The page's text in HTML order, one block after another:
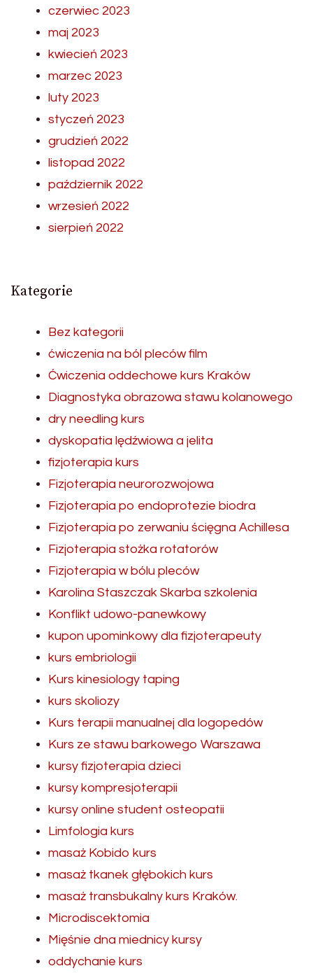
czerwiec 2023
maj 2023
kwiecień 2023
marzec 2023
luty 2023
styczeń 2023
grudzień 2022
listopad 2022
październik 2022
wrzesień 2022
sierpień 2022
Kategorie
Bez kategorii
ćwiczenia na ból pleców film
Ćwiczenia oddechowe kurs Kraków
Diagnostyka obrazowa stawu kolanowego
dry needling kurs
dyskopatia lędźwiowa a jelita
fizjoterapia kurs
Fizjoterapia neurorozwojowa
Fizjoterapia po endoprotezie biodra
Fizjoterapia po zerwaniu ścięgna Achillesa
Fizjoterapia stożka rotatorów
Fizjoterapia w bólu pleców
Karolina Staszczak Skarba szkolenia
Konflikt udowo-panewkowy
kupon upominkowy dla fizjoterapeuty
kurs embriologii
Kurs kinesiology taping
kurs skoliozy
Kurs terapii manualnej dla logopedów
Kurs ze stawu barkowego Warszawa
kursy fizjoterapia dzieci
kursy kompresjoterapii
kursy online student osteopatii
Limfologia kurs
masaż Kobido kurs
masaż tkanek głębokich kurs
masaż transbukalny kurs Kraków.
Microdiscektomia
Mięśnie dna miednicy kursy
oddychanie kurs